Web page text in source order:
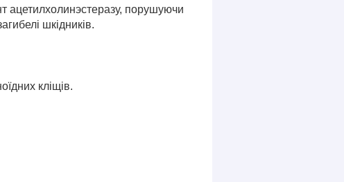
ацетилхолинэстеразу, порушуючи
шкідників.
кліщів.